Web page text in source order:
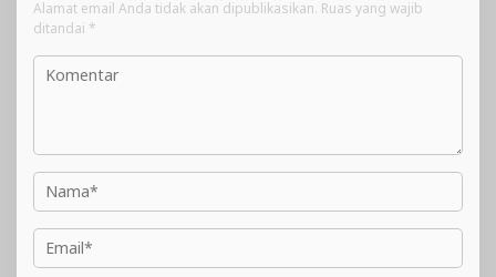
Alamat email Anda tidak akan dipublikasikan. Ruas yang wajib
ditandai *